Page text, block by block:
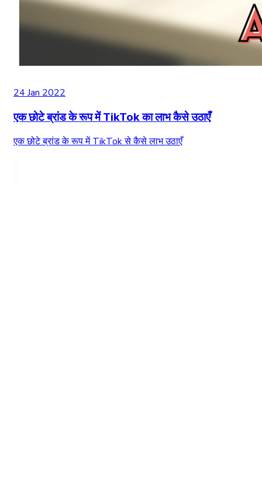
24 Jan 2022
एक छोटे ब्रांड के रूप में TikTok का लाभ कैसे उठाएँ
एक छोटे ब्रांड के रूप में TikTok से कैसे लाभ उठाएँ